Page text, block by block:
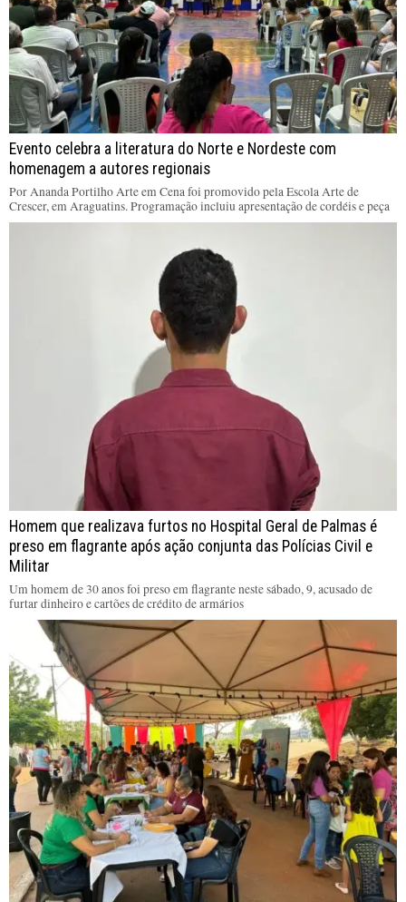
Evento celebra a literatura do Norte e Nordeste com
homenagem a autores regionais
Por Ananda Portilho Arte em Cena foi promovido pela Escola Arte de
Crescer, em Araguatins. Programação incluiu apresentação de cordéis e peça
Homem que realizava furtos no Hospital Geral de Palmas é
preso em flagrante após ação conjunta das Polícias Civil e
Militar
Um homem de 30 anos foi preso em flagrante neste sábado, 9, acusado de
furtar dinheiro e cartões de crédito de armários